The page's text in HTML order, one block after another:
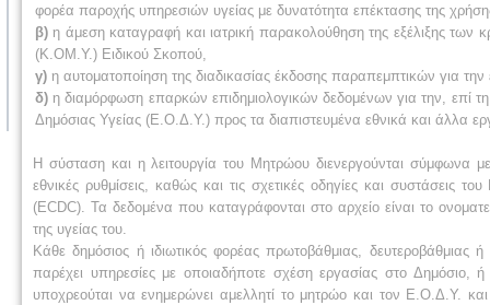
φορέα παροχής υπηρεσιών υγείας με δυνατότητα επέκτασης της
β)η άμεση καταγραφή και ιατρική παρακολούθηση της εξέλιξης των
(Κ.ΟΜ.Υ.) Ειδικού Σκοπού,
γ) η αυτοματοποίηση της διαδικασίας έκδοσης παραπεμπτικών για
δ) η διαμόρφωση επαρκών επιδημιολογικών δεδομένων για την,
Δημόσιας Υγείας (Ε.Ο.Δ.Υ.) προς τα διαπιστευμένα εθνικά και άλλα
Η σύσταση και η λειτουργία του Μητρώου διενεργούνται σύμφωνα
εθνικές ρυθμίσεις, καθώς και τις σχετικές οδηγίες και
(ECDC). Τα δεδομένα που καταγράφονται στο αρχείο είναι το
της υγείας του.
Κάθε δημόσιος ή ιδιωτικός φορέας πρωτοβάθμιας,
παρέχει υπηρεσίες με οποιαδήποτε σχέση εργασίας στο
υποχρεούται να ενημερώνει αμελλητί το μητρώο και τον Ε.Ο.Δ.Υ.